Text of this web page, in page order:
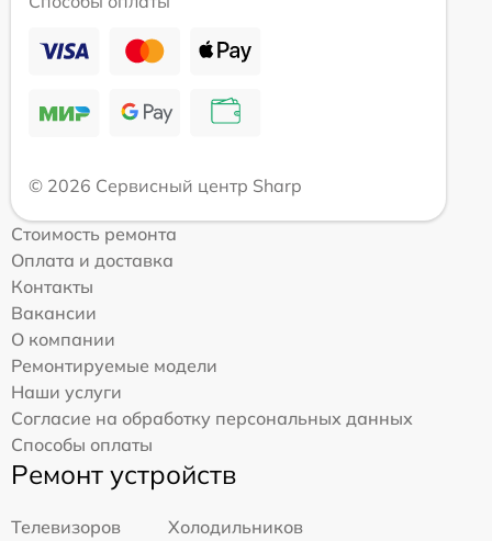
© 2026 Сервисный центр Sharp
Стоимость ремонта
Оплата и доставка
Контакты
Вакансии
О компании
Ремонтируемые модели
Наши услуги
Согласие на обработку персональных данных
Способы оплаты
Ремонт устройств
Телевизоров
Холодильников